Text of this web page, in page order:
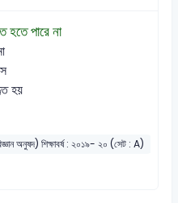
হতে পারে না
হয়
অনুষদ) শিক্ষাবর্ষ : ২০১৯- ২০ (সেট : A)